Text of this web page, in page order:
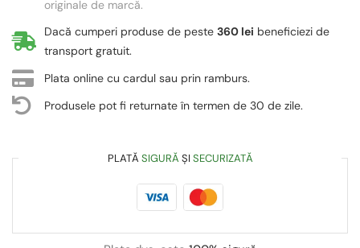
originale de marcă.
Dacă cumperi produse de peste 360 lei beneficiezi de
transport gratuit.
Plata online cu cardul sau prin ramburs.
Produsele pot fi returnate în termen de 30 de zile.
PLATĂ SIGURĂ ȘI SECURIZATĂ